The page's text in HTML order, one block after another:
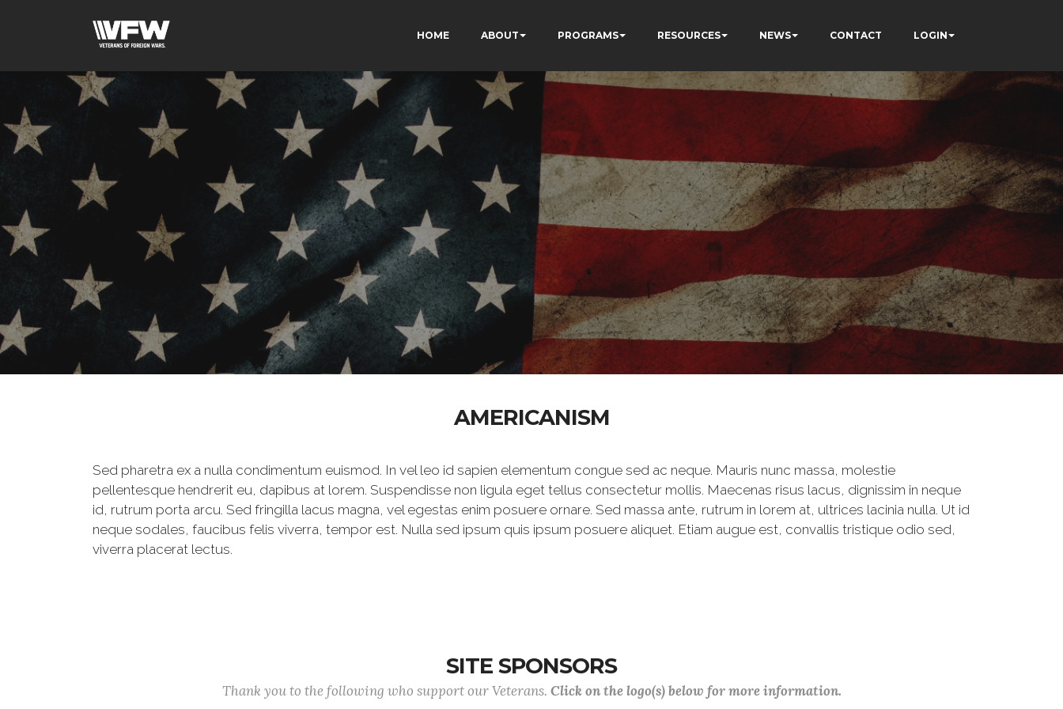
HOME ABOUT PROGRAMS RESOURCES NEWS CONTACT LOGIN
AMERICANISM
Sed pharetra ex a nulla condimentum euismod. In vel leo id sapien elementum congue sed ac neque. Mauris nunc massa, molestie
pellentesque hendrerit eu, dapibus at lorem. Suspendisse non ligula eget tellus consectetur mollis. Maecenas risus lacus, dignissim in neque
id, rutrum porta arcu. Sed fringilla lacus magna, vel egestas enim posuere ornare. Sed massa ante, rutrum in lorem at, ultrices lacinia nulla. Ut id
neque sodales, faucibus felis viverra, tempor est. Nulla sed ipsum quis ipsum posuere aliquet. Etiam augue est, convallis tristique odio sed,
viverra placerat lectus.
SITE SPONSORS
Thank you to the following who support our Veterans. Click on the logo(s) below for more information.